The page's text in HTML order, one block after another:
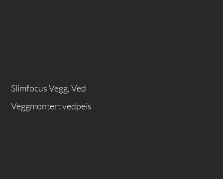
Slimfocus Vegg, Ved
Veggmontert vedpeis